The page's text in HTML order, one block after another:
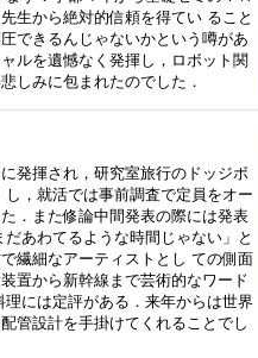
生から絶対的信頼を得てい ること
できるんじゃないかという噂があ
ルを遺憾なく発揮し，ロボット関
しみに包まれたのでした．
発揮され，研究室旅行のドッジボ
，就活では事前調査で定員をオー
．また修論中間発表の際には発表
あわてるような時間じゃない」と
繊細なアーティストとし ての側面
置から新幹線まで芸術的なワード
には定評がある．来年からは世界
管設計を手掛けてくれることでし